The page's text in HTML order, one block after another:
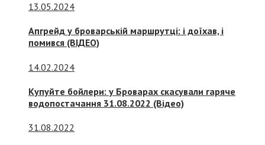
13.05.2024
Апгрейд у броварській маршрутці: і доїхав, і
помився (ВІДЕО)
14.02.2024
Купуйте бойлери: у Броварах скасували гаряче
водопостачання 31.08.2022 (Відео)
31.08.2022